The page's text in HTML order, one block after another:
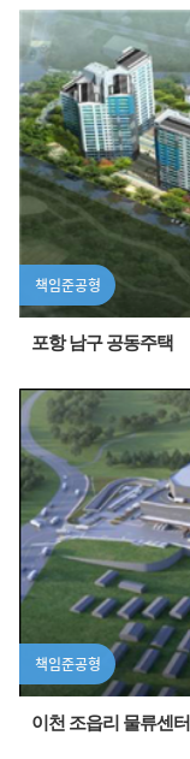
책임준공형
포항 남구 공동주택
책임준공형
이천 조읍리 물류센터